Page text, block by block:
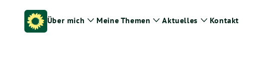
Über mich
Zeige
Meine Themen
Zeige
Aktuelles Zeige
Kontakt